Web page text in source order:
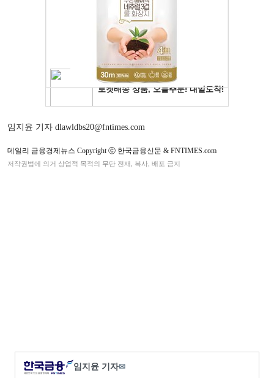
임지윤 기자 dlawldbs20@fntimes.com
데일리 금융경제뉴스 Copyright ⓒ 한국금융신문 & FNTIMES.com
저작권법에 의거 상업적 목적의 무단 전재, 복사, 배포 금지
임지윤 기자✉